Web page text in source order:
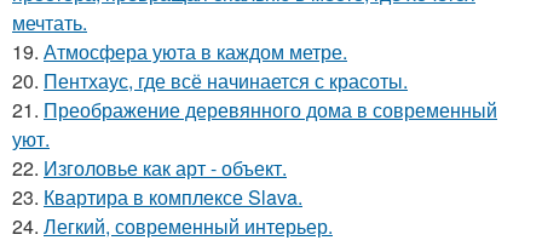
мечтать.
19. Атмосфера уюта в каждом метре.
20. Пентхаус, где всё начинается с красоты.
21. Преображение деревянного дома в современный
уют.
22. Изголовье как арт - объект.
23. Квартира в комплексе Slava.
24. Легкий, современный интерьер.